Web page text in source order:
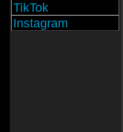
TikTok
Instagram